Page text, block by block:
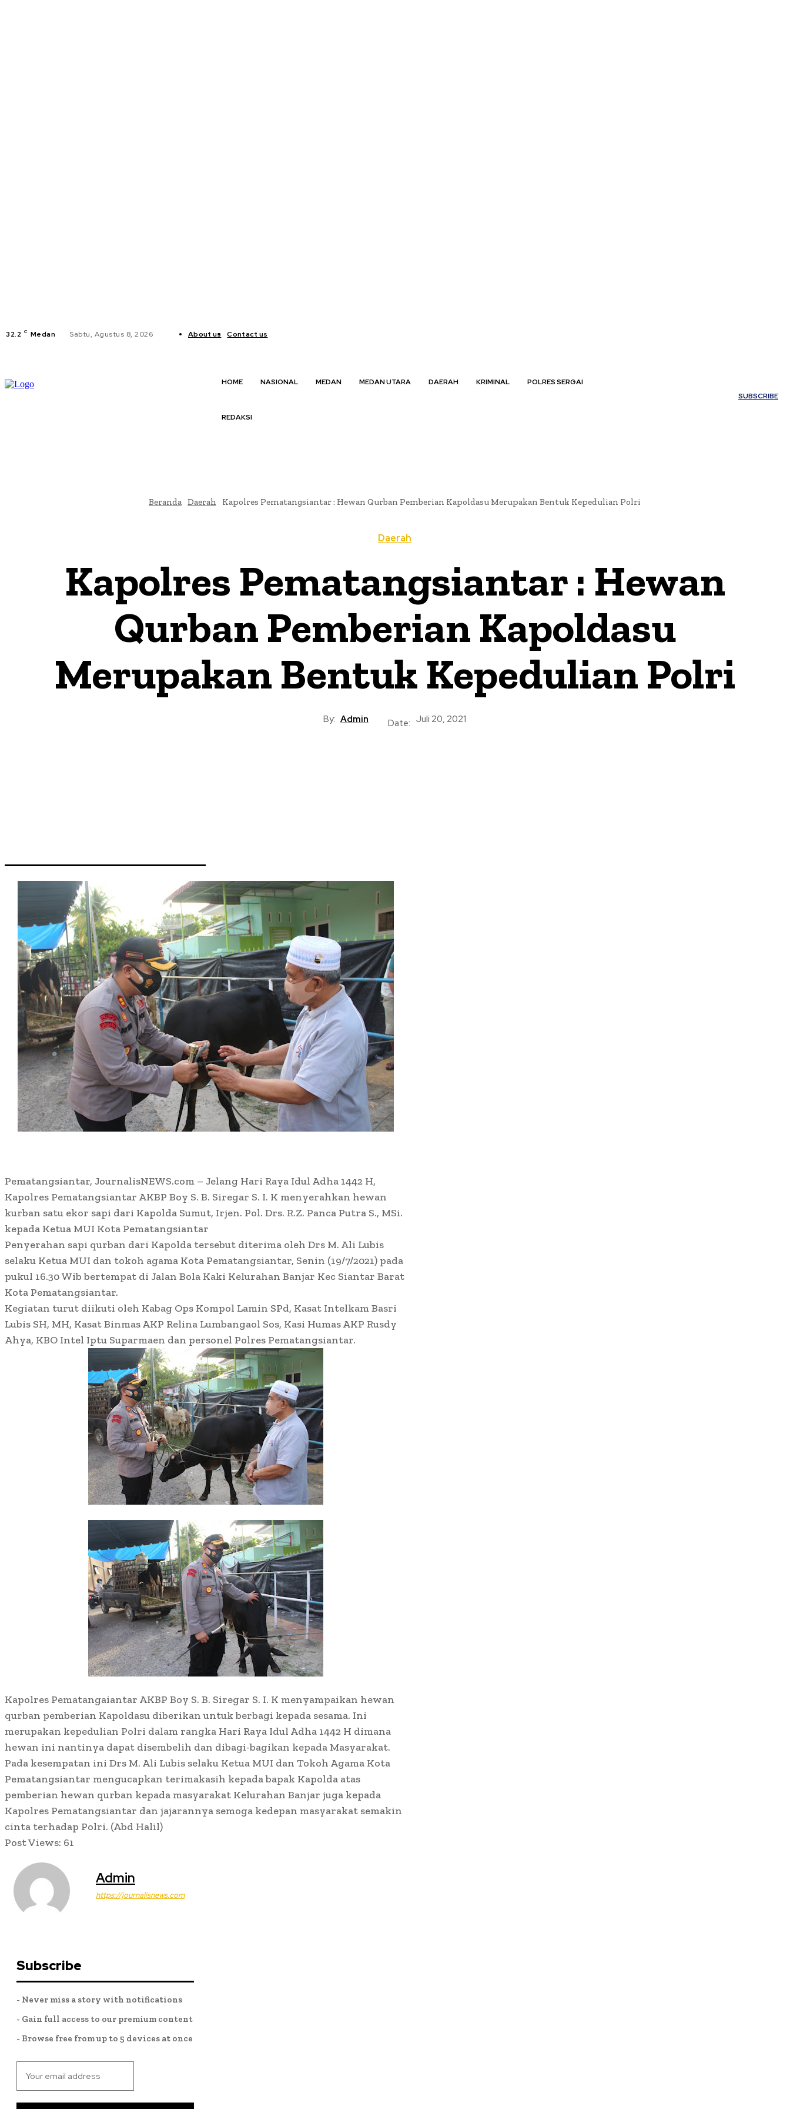
32.2 C Medan Sabtu, Agustus 8, 2026 About us Contact us
HOME NASIONAL MEDAN MEDAN UTARA DAERAH KRIMINAL POLRES SERGAI
REDAKSI
SUBSCRIBE
Beranda Daerah Kapolres Pematangsiantar : Hewan Qurban Pemberian Kapoldasu Merupakan Bentuk Kepedulian Polri
Daerah
Kapolres Pematangsiantar : Hewan
Qurban Pemberian Kapoldasu
Merupakan Bentuk Kepedulian Polri
By: Admin Date: Juli 20, 2021
Pematangsiantar, JournalisNEWS.com – Jelang Hari Raya Idul Adha 1442 H,
Kapolres Pematangsiantar AKBP Boy S. B. Siregar S. I. K menyerahkan hewan
kurban satu ekor sapi dari Kapolda Sumut, Irjen. Pol. Drs. R.Z. Panca Putra S., MSi.
kepada Ketua MUI Kota Pematangsiantar
Penyerahan sapi qurban dari Kapolda tersebut diterima oleh Drs M. Ali Lubis
selaku Ketua MUI dan tokoh agama Kota Pematangsiantar, Senin (19/7/2021) pada
pukul 16.30 Wib bertempat di Jalan Bola Kaki Kelurahan Banjar Kec Siantar Barat
Kota Pematangsiantar.
Kegiatan turut diikuti oleh Kabag Ops Kompol Lamin SPd, Kasat Intelkam Basri
Lubis SH, MH, Kasat Binmas AKP Relina Lumbangaol Sos, Kasi Humas AKP Rusdy
Ahya, KBO Intel Iptu Suparmaen dan personel Polres Pematangsiantar.
Kapolres Pematangaiantar AKBP Boy S. B. Siregar S. I. K menyampaikan hewan
qurban pemberian Kapoldasu diberikan untuk berbagi kepada sesama. Ini
merupakan kepedulian Polri dalam rangka Hari Raya Idul Adha 1442 H dimana
hewan ini nantinya dapat disembelih dan dibagi-bagikan kepada Masyarakat.
Pada kesempatan ini Drs M. Ali Lubis selaku Ketua MUI dan Tokoh Agama Kota
Pematangsiantar mengucapkan terimakasih kepada bapak Kapolda atas
pemberian hewan qurban kepada masyarakat Kelurahan Banjar juga kepada
Kapolres Pematangsiantar dan jajarannya semoga kedepan masyarakat semakin
cinta terhadap Polri. (Abd Halil)
Post Views: 61
Admin
https://journalisnews.com
Subscribe
- Never miss a story with notifications
- Gain full access to our premium content
- Browse free from up to 5 devices at once